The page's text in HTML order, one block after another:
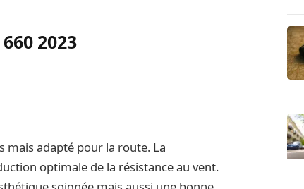
2023
mais adapté pour la route. La
optimale de la résistance au vent.